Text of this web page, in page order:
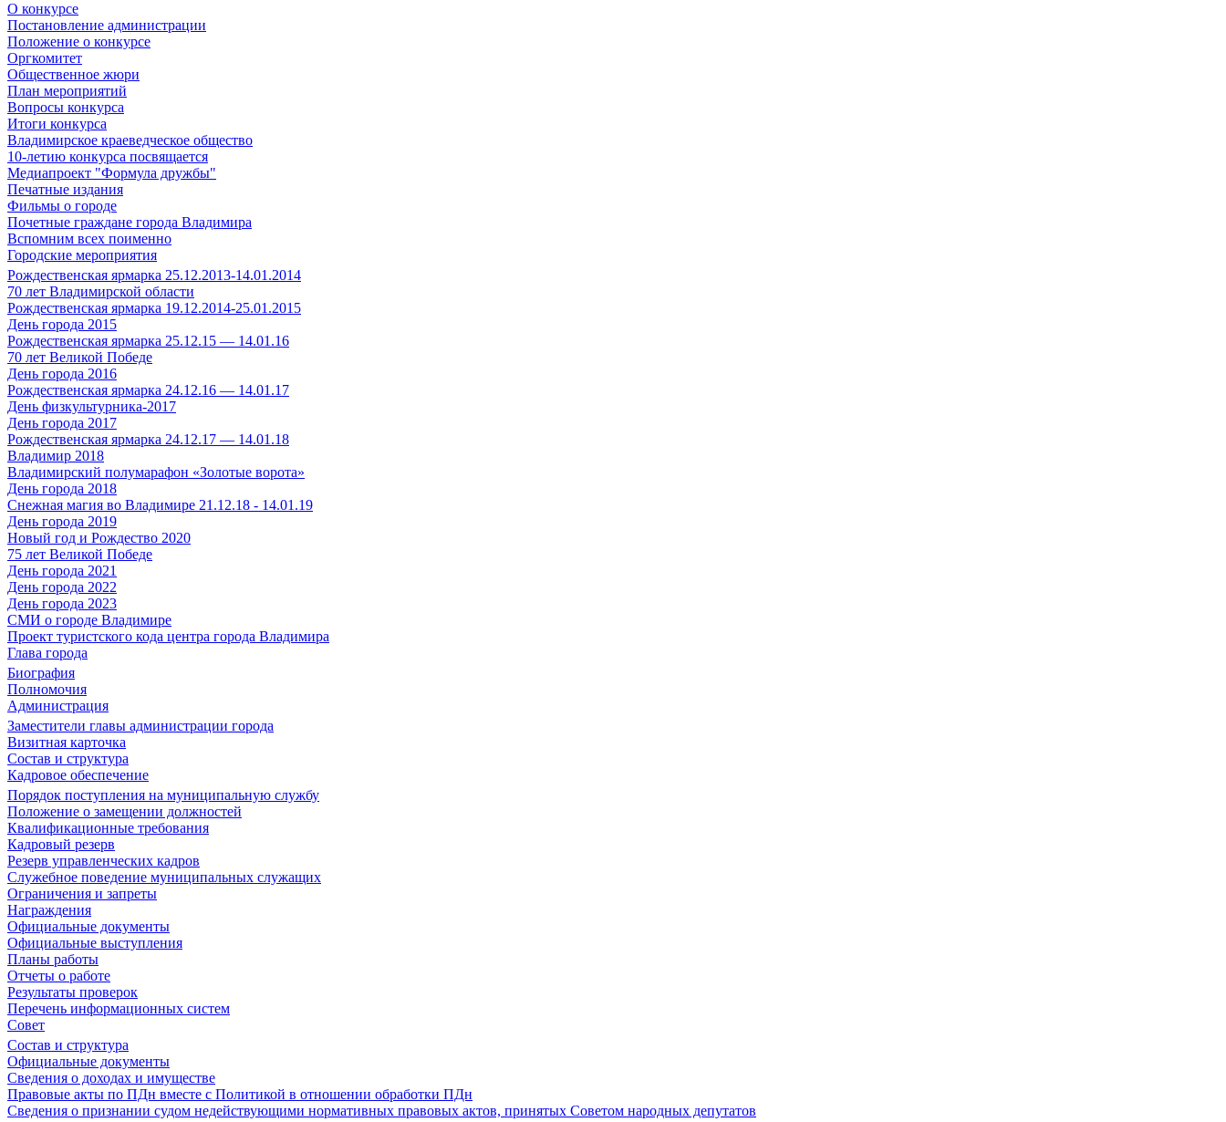
О конкурсе
Постановление администрации
Положение о конкурсе
Оргкомитет
Общественное жюри
План мероприятий
Вопросы конкурса
Итоги конкурса
Владимирское краеведческое общество
10-летию конкурса посвящается
Медиапроект "Формула дружбы"
Печатные издания
Фильмы о городе
Почетные граждане города Владимира
Вспомним всех поименно
Городские мероприятия
Рождественская ярмарка 25.12.2013-14.01.2014
70 лет Владимирской области
Рождественская ярмарка 19.12.2014-25.01.2015
День города 2015
Рождественская ярмарка 25.12.15 — 14.01.16
70 лет Великой Победе
День города 2016
Рождественская ярмарка 24.12.16 — 14.01.17
День физкультурника-2017
День города 2017
Рождественская ярмарка 24.12.17 — 14.01.18
Владимир 2018
Владимирский полумарафон «Золотые ворота»
День города 2018
Снежная магия во Владимире 21.12.18 - 14.01.19
День города 2019
Новый год и Рождество 2020
75 лет Великой Победе
День города 2021
День города 2022
День города 2023
СМИ о городе Владимире
Проект туристского кода центра города Владимира
Глава города
Биография
Полномочия
Администрация
Заместители главы администрации города
Визитная карточка
Состав и структура
Кадровое обеспечение
Порядок поступления на муниципальную службу
Положение о замещении должностей
Квалификационные требования
Кадровый резерв
Резерв управленческих кадров
Служебное поведение муниципальных служащих
Ограничения и запреты
Награждения
Официальные документы
Официальные выступления
Планы работы
Отчеты о работе
Результаты проверок
Перечень информационных систем
Совет
Состав и структура
Официальные документы
Сведения о доходах и имуществе
Правовые акты по ПДн вместе с Политикой в отношении обработки ПДн
Сведения о признании судом недействующими нормативных правовых актов, принятых Советом народных депутатов